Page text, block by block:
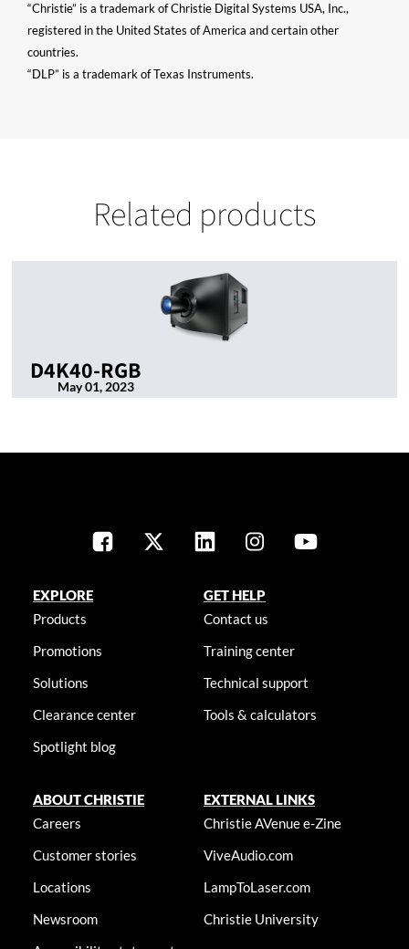
“Christie” is a trademark of Christie Digital Systems USA, Inc.,
registered in the United States of America and certain other
countries.
“DLP” is a trademark of Texas Instruments.
Related products
D4K40-RGB
May 01, 2023
EXPLORE
Products
Promotions
Solutions
Clearance center
Spotlight blog
GET HELP
Contact us
Training center
Technical support
Tools & calculators
ABOUT CHRISTIE
Careers
Customer stories
Locations
Newsroom
EXTERNAL LINKS
Christie AVenue e-Zine
ViveAudio.com
LampToLaser.com
Christie University